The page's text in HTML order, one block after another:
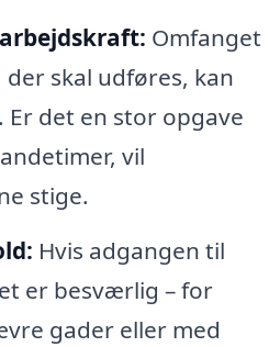
Omfanget
skal udføres, kan
Er det en stor opgave
vil
stige.
Hvis adgangen til
er besværlig – for
gader eller med